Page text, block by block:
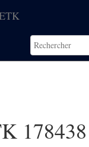
178438